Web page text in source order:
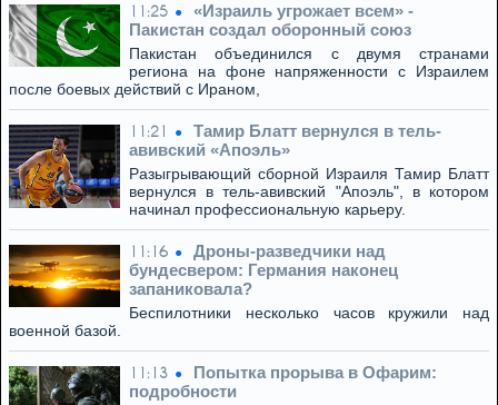
11:25
«Израиль угрожает всем» -
Пакистан создал оборонный союз
Пакистан объединился с двумя странами
региона на фоне напряженности с Израилем
после боевых действий с Ираном,
11:21
Тамир Блатт вернулся в тель-
авивский «Апоэль»
Разыгрывающий сборной Израиля Тамир Блатт
вернулся в тель-авивский "Апоэль", в котором
начинал профессиональную карьеру.
11:16
Дроны-разведчики над
бундесвером: Германия наконец
запаниковала?
Беспилотники несколько часов кружили над
военной базой.
11:13
Попытка прорыва в Офарим:
подробности